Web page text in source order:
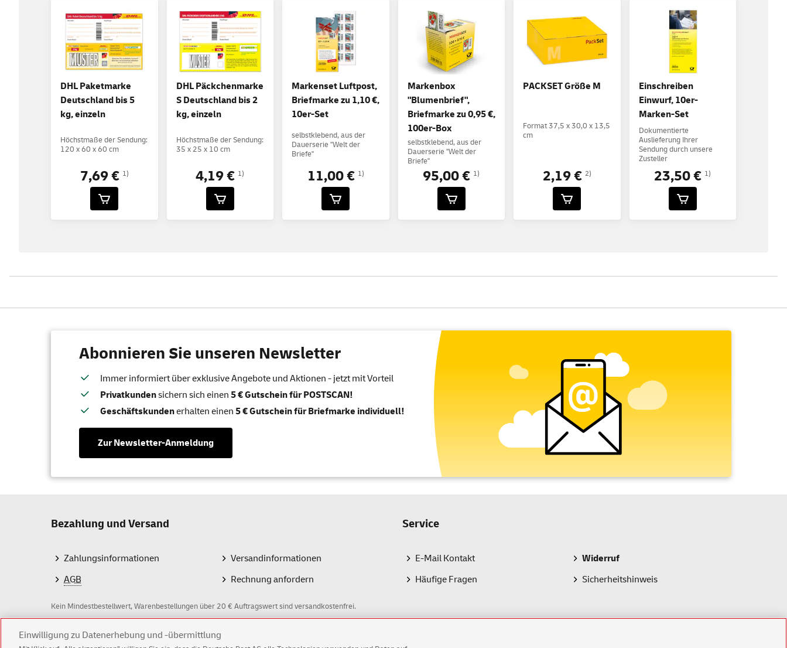
DHL Paketmarke
Deutschland bis 5
kg, einzeln
Höchstmaße der Sendung:
120 x 60 x 60 cm
7,69 € 1)
DHL Päckchenmarke
S Deutschland bis 2
kg, einzeln
Höchstmaße der Sendung:
35 x 25 x 10 cm
4,19 € 1)
Markenset Luftpost,
Briefmarke zu 1,10 €,
10er-Set
selbstklebend, aus der
Dauerserie "Welt der
Briefe"
11,00 € 1)
Markenbox
"Blumenbrief",
Briefmarke zu 0,95 €,
100er-Box
selbstklebend, aus der
Dauerserie "Welt der
Briefe"
95,00 € 1)
PACKSET Größe M
Format 37,5 x 30,0 x 13,5
cm
2,19 € 2)
Einschreiben
Einwurf, 10er-
Marken-Set
Dokumentierte
Auslieferung Ihrer
Sendung durch unsere
Zusteller
23,50 € 1)
Abonnieren Sie unseren Newsletter
Immer informiert über exklusive Angebote und Aktionen - jetzt mit Vorteil
Privatkundensichern sich einen 5 € Gutschein für POSTSCAN!
Geschäftskundenerhalten einen 5 € Gutschein für Briefmarke individuell!
Zur Newsletter-Anmeldung
Bezahlung und Versand
Zahlungsinformationen
AGB
Versandinformationen
Rechnung anfordern
Service
E-Mail Kontakt
Häufige Fragen
Widerruf
Sicherheitshinweis
Kein Mindestbestellwert, Warenbestellungen über 20 € Auftragswert sind versandkostenfrei.
Z
Einwilligung zu Datenerhebung und -übermittlung